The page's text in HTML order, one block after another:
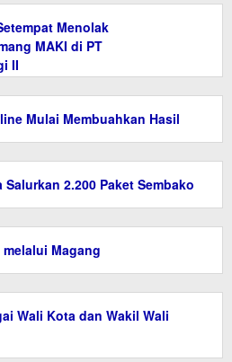
Menolak
MAKI di PT
II
Mulai Membuahkan Hasil
2.200 Paket Sembako
Magang
Wali Kota dan Wakil Wali